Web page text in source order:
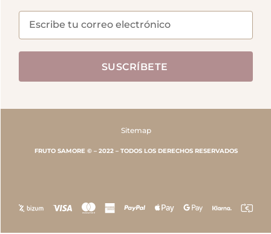
SUSCRÍBETE
Sitemap
FRUTO SAMORE © – 2022 – TODOS LOS DERECHOS RESERVADOS